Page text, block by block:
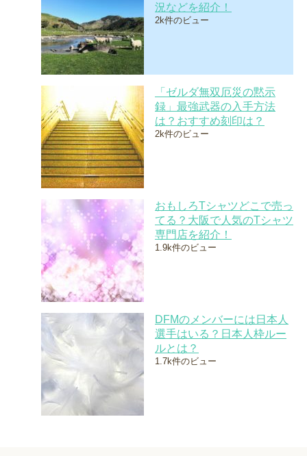
況などを紹介！
2k件のビュー
「ゼルダ無双厄災の黙示
録」最強武器の入手方法
は？おすすめ刻印は？
2k件のビュー
おもしろTシャツどこで売っ
てる？大阪で人気のTシャツ
専門店を紹介！
1.9k件のビュー
DFMのメンバーには日本人
選手はいる？日本人枠ルー
ルとは？
1.7k件のビュー